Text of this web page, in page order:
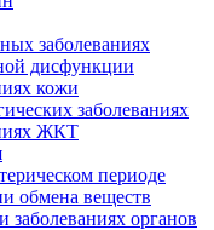
заболеваниях
дисфункции
кожи
заболеваниях
ЖКТ
периоде
обмена веществ
заболеваниях органов